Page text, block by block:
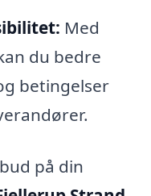
Med
du bedre
betingelser
på din